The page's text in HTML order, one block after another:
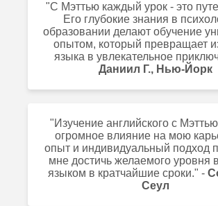
"С Мэттью каждый урок - это
Его глубокие знания в
образовании делают обучение
опытом, который превращает
языка в увлекательное
Даниил Г., Нью-Йорк
"Изучение английского с
огромное влияние на мою
опыт и индивидуальный подход
мне достичь желаемого уровня
языком в кратчайшие сроки." -
Сеул